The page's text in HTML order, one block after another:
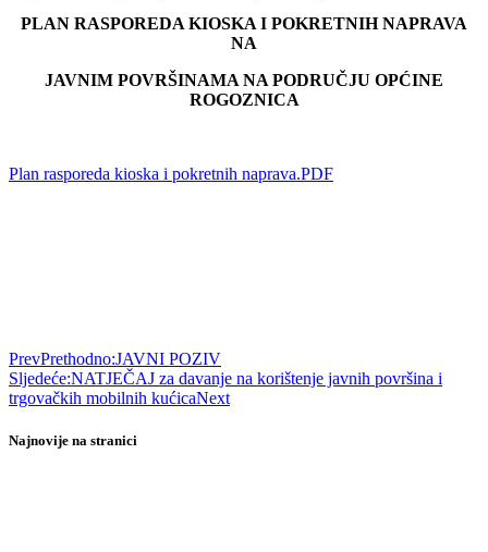
PLAN RASPOREDA KIOSKA I POKRETNIH NAPRAVA
NA
JAVNIM POVRŠINAMA NA PODRUČJU OPĆINE
ROGOZNICA
Plan rasporeda kioska i pokretnih naprava.PDF
PrevPrethodno:JAVNI POZIV
Sljedeće:NATJEČAJ za davanje na korištenje javnih površina i
trgovačkih mobilnih kućicaNext
Najnovije na stranici